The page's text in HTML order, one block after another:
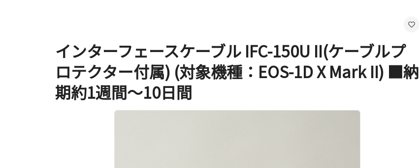
インターフェースケーブル IFC-150U II(ケーブルプ
ロテクター付属) (対象機種：EOS-1D X Mark II) ■納
期約1週間～10日間